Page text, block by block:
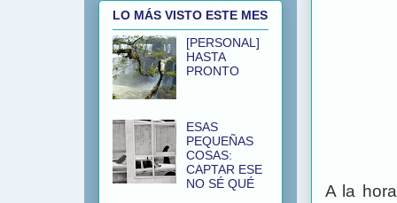
A la
LO MÁS VISTO ESTE MES
[PERSONAL]
HASTA
PRONTO
ESAS
PEQUEÑAS
COSAS:
CAPTAR ESE
NO SÉ QUÉ